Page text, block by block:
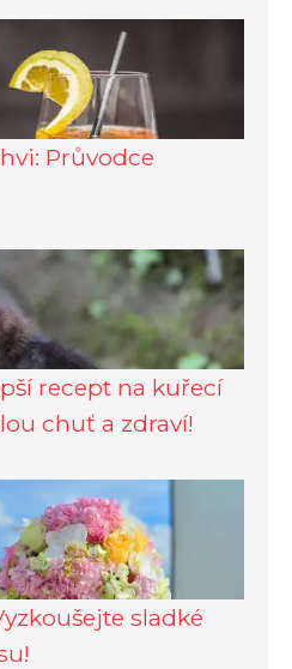
Průvodce
recept na kuřecí
chuť a zdraví!
sladké